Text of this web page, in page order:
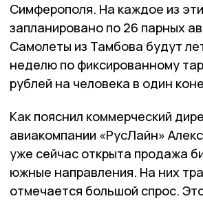
Симферополя. На каждое из
запланировано по 26 парных
Самолеты из Тамбова будут
неделю по фиксированному
рублей на человека в один
Как пояснил коммерческий
авиакомпании «РусЛайн»
уже сейчас открыта продажа
южные направления. На них
отмечается большой спрос.